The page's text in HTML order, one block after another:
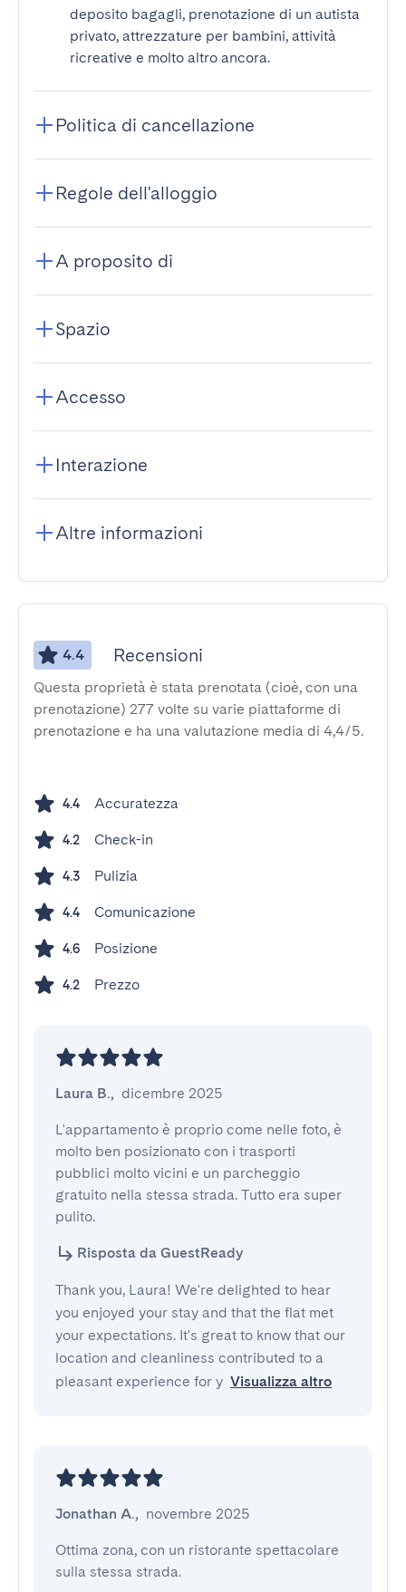
deposito bagagli, prenotazione di un autista
privato, attrezzature per bambini, attività
ricreative e molto altro ancora.
Politica di cancellazione
Regole dell'alloggio
A proposito di
Spazio
Accesso
Interazione
Altre informazioni
4.4 Recensioni
Questa proprietà è stata prenotata (cioè, con una
prenotazione) 277 volte su varie piattaforme di
prenotazione e ha una valutazione media di 4,4/5.
4.4 Accuratezza
4.2 Check-in
4.3 Pulizia
4.4 Comunicazione
4.6 Posizione
4.2 Prezzo
Laura B., dicembre 2025
L'appartamento è proprio come nelle foto, è
molto ben posizionato con i trasporti
pubblici molto vicini e un parcheggio
gratuito nella stessa strada. Tutto era super
pulito.
Risposta da GuestReady
Thank you, Laura! We're delighted to hear
you enjoyed your stay and that the flat met
your expectations. It's great to know that our
location and cleanliness contributed to a
pleasant experience for y Visualizza altro
Jonathan A., novembre 2025
Ottima zona, con un ristorante spettacolare
sulla stessa strada.